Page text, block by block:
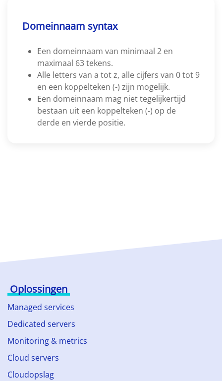
Domeinnaam syntax
Een domeinnaam van minimaal 2 en
maximaal 63 tekens.
Alle letters van a tot z, alle cijfers van 0 tot 9
en een koppelteken (-) zijn mogelijk.
Een domeinnaam mag niet tegelijkertijd
bestaan uit een koppelteken (-) op de
derde en vierde positie.
Oplossingen
Managed services
Dedicated servers
Monitoring & metrics
Cloud servers
Cloudopslag